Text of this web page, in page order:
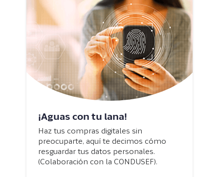
¡Aguas con tu lana!
Haz tus compras digitales sin
preocuparte, aquí te decimos cómo
resguardar tus datos personales.
(Colaboración con la CONDUSEF).